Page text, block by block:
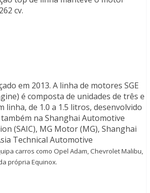
cv.
em 2013. A linha de motores SGE
é composta de unidades de três e
linha, de 1.0 a 1.5 litros, desenvolvido
na Shanghai Automotive
(SAIC), MG Motor (MG), Shanghai
Technical Automotive
carros como Opel Adam, Chevrolet Malibu,
própria Equinox.